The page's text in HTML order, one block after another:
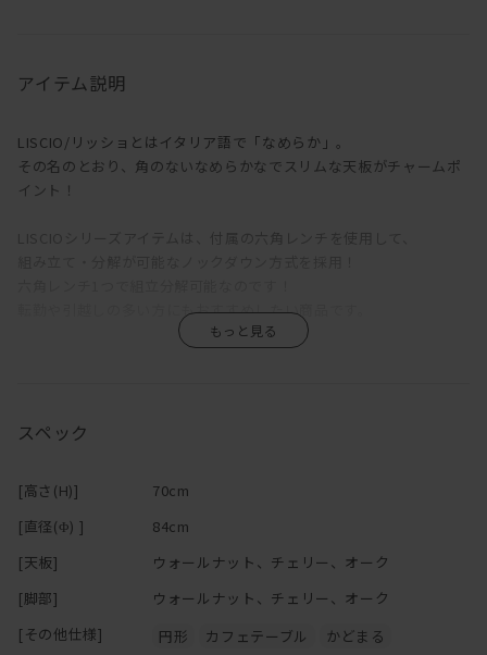
アイテム説明
LISCIO/リッショとはイタリア語で「なめらか」。
その名のとおり、角のないなめらかなでスリムな天板がチャームポ
イント！
転勤や引越しの多い方にもおすすめしたい商品です。
天板サイズはΦ84cm。
いと一緒に併せると、
丸くなめらかな統一感がでておすすめです。
スペック
[高さ(H)]
70cm
[直径(Φ) ]
84cm
[天板]
ウォールナット、チェリー、オーク
[脚部]
ウォールナット、チェリー、オーク
[その他仕様]
円形 カフェテーブル かどまる